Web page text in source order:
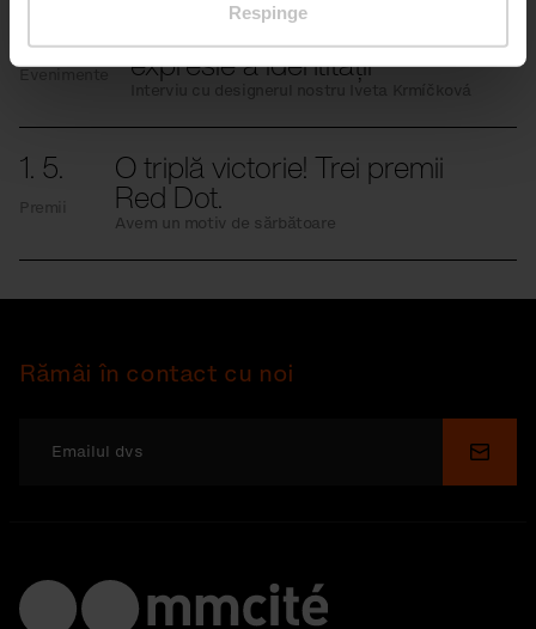
Respinge
11. 6. Bicicleta este astăzi o
expresie a identității
Interviu cu designerul nostru Iveta Krmíčková
1. 5.
Premii
O triplă victorie! Trei premii
Red Dot.
Avem un motiv de sărbătoare
Rămâi în contact cu noi